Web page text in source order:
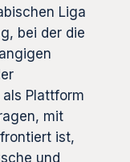
Liga
bei der die
Plattform
mit
ist,
und